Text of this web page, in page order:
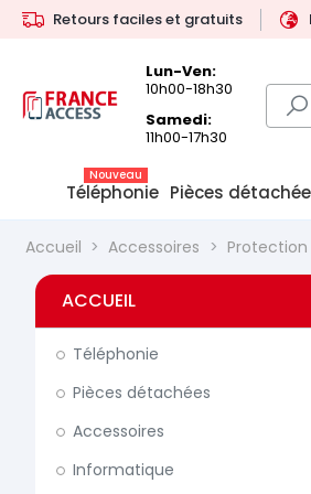
Retours faciles et gratuits
Lun-Ven:
10h00-18h30
Samedi:
11h00-17h30
Téléphonie
Nouveau
Pièces
Accueil Accessoires Protection
ACCUEIL
Téléphonie
Pièces détachées
Accessoires
Informatique